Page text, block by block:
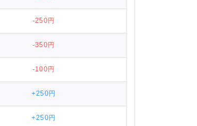
-250円
-350円
-100円
+250円
+250円